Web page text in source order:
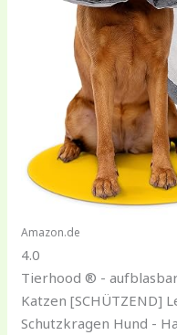
Amazon.de
4.0
Tierhood ® -
Katzen [SCHÜTZEND]
Schutzkragen Hund -